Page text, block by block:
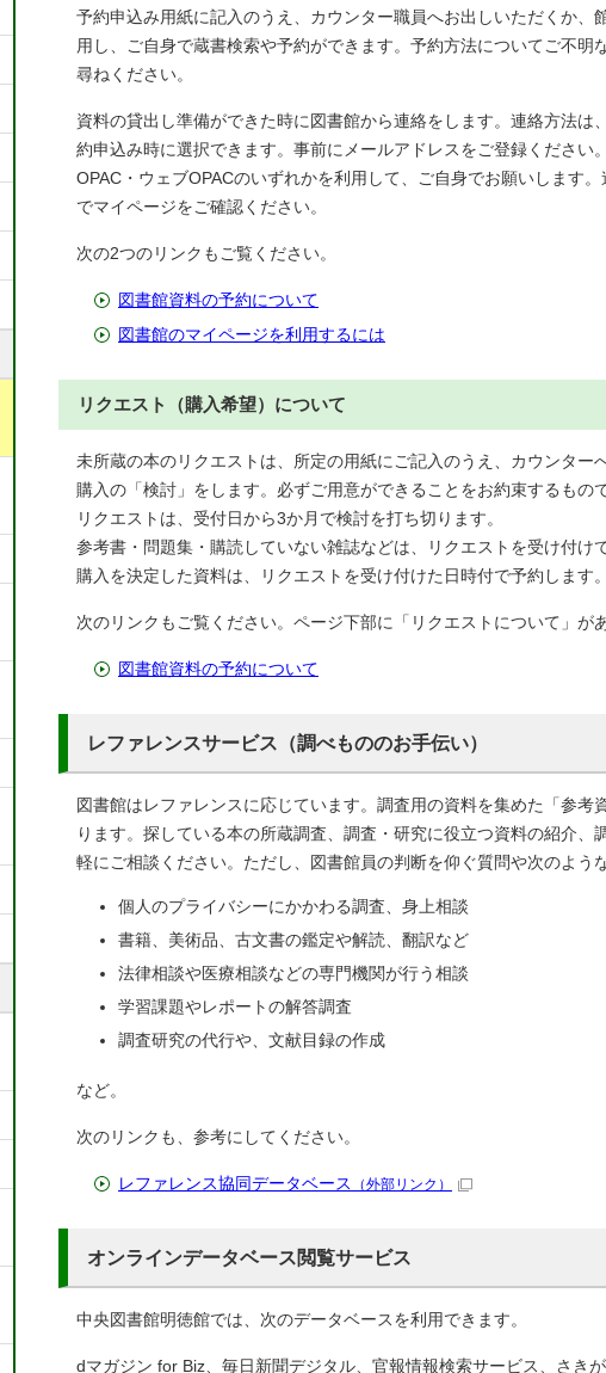
予約申込み用紙に記入のうえ、カウンター職員へお出しいただくか、
用し、ご自身で蔵書検索や予約ができます。予約方法についてご不明
尋ねください。
資料の貸出し準備ができた時に図書館から連絡をします。連絡方法は
約申込み時に選択できます。事前にメールアドレスをご登録ください
OPAC・ウェブOPACのいずれかを利用して、ご自身でお願いします
でマイページをご確認ください。
次の2つのリンクもご覧ください。
図書館資料の予約について
図書館のマイページを利用するには
リクエスト（購入希望）について
未所蔵の本のリクエストは、所定の用紙にご記入のうえ、カウンター
購入の「検討」をします。必ずご用意ができることをお約束するもの
リクエストは、受付日から3か月で検討を打ち切ります。
参考書・問題集・購読していない雑誌などは、リクエストを受け付け
購入を決定した資料は、リクエストを受け付けた日時付で予約します。
次のリンクもご覧ください。ページ下部に「リクエストについて」が
図書館資料の予約について
レファレンスサービス（調べもののお手伝い）
図書館はレファレンスに応じています。調査用の資料を集めた「参考
ります。探している本の所蔵調査、調査・研究に役立つ資料の紹介、
軽にご相談ください。ただし、図書館員の判断を仰ぐ質問や次のよう
個人のプライバシーにかかわる調査、身上相談
書籍、美術品、古文書の鑑定や解読、翻訳など
法律相談や医療相談などの専門機関が行う相談
学習課題やレポートの解答調査
調査研究の代行や、文献目録の作成
など。
次のリンクも、参考にしてください。
レファレンス協同データベース （外部リンク）
オンラインデータベース閲覧サービス
中央図書館明徳館では、次のデータベースを利用できます。
dマガジン for Biz、毎日新聞デジタル、官報情報検索サービス、さき